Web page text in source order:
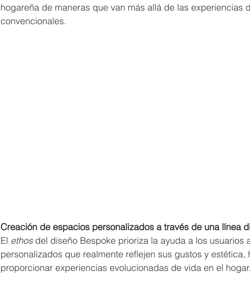
hogareña de maneras que van más allá de las experiencias
convencionales.
Creación de espacios personalizados a través de una línea
El ethos del diseño Bespoke prioriza la ayuda a los usuarios
personalizados que realmente reflejen sus gustos y estética,
proporcionar experiencias evolucionadas de vida en el hogar.